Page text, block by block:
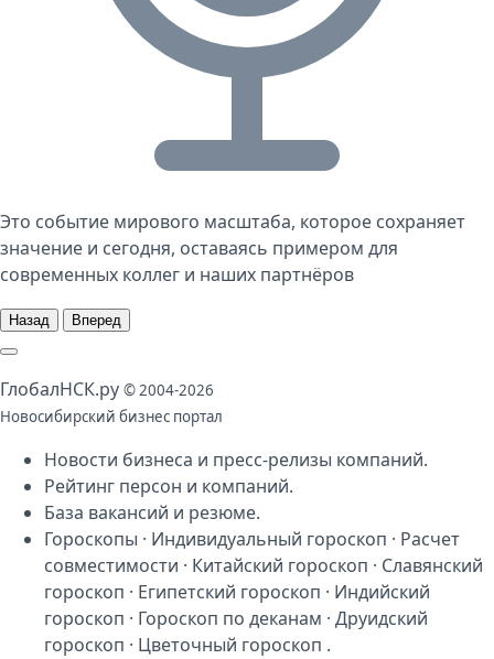
Это событие мирового масштаба, которое сохраняет
значение и сегодня, оставаясь примером для
современных коллег и наших партнёров
Назад Вперед
ГлобалНСК.py © 2004-2026
Новосибирский бизнес портал
Новости бизнеса и пресс-релизы компаний.
Рейтинг персон и компаний.
База вакансий и резюме.
Гороскопы · Индивидуальный гороскоп · Расчет
совместимости · Китайский гороскоп · Славянский
гороскоп · Египетский гороскоп · Индийский
гороскоп · Гороскоп по деканам · Друидский
гороскоп · Цветочный гороскоп .